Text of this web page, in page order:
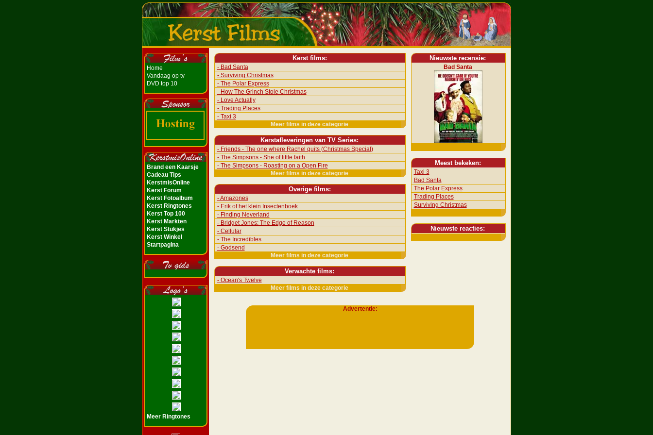
Home
Vandaag op tv
DVD top 10
Brand een Kaarsje
Cadeau Tips
KerstmisOnline
Kerst Forum
Kerst Fotoalbum
Kerst Ringtones
Kerst Top 100
Kerst Markten
Kerst Stukjes
Kerst Winkel
Startpagina
Meer Ringtones
Kerst films:
- Bad Santa
- Surviving Christmas
- The Polar Express
- How The Grinch Stole Christmas
- Love Actually
- Trading Places
- Taxi 3
Meer films in deze categorie
Kerstafleveringen van TV Series:
- Friends - The one where Rachel quits (Christmas Special)
- The Simpsons - She of little faith
- The Simpsons - Roasting on a Open Fire
Meer films in deze categorie
Overige films:
- Amazones
- Erik of het klein Insectenboek
- Finding Neverland
- Bridget Jones: The Edge of Reason
- Cellular
- The Incredibles
- Godsend
Meer films in deze categorie
Verwachte films:
- Ocean's Twelve
Meer films in deze categorie
Nieuwste recensie:
Bad Santa
Meest bekeken:
Taxi 3
Bad Santa
The Polar Express
Trading Places
Surviving Christmas
Nieuwste reacties:
Advertentie: